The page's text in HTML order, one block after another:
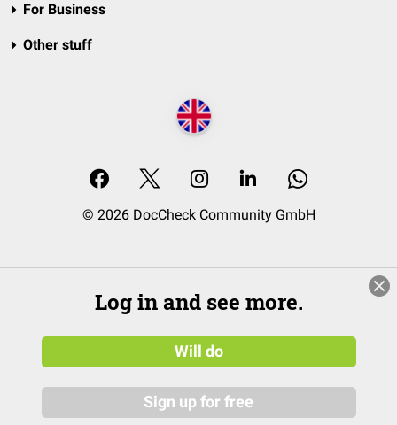
For Business
Other stuff
© 2026 DocCheck Community GmbH
Log in and see more.
Will do
Sign up for free